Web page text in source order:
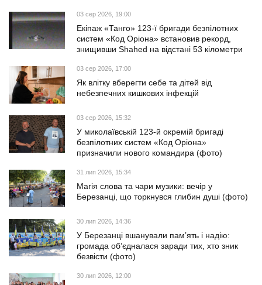
03 сер 2026, 19:00
Екіпаж «Танго» 123-ї бригади безпілотних
систем «Код Оріона» встановив рекорд,
знищивши Shahed на відстані 53 кілометри
03 сер 2026, 17:00
Як влітку вберегти себе та дітей від
небезпечних кишкових інфекцій
03 сер 2026, 15:32
У миколаївській 123-й окремій бригаді
безпілотних систем «Код Оріона»
призначили нового командира (фото)
31 лип 2026, 15:34
Магія слова та чари музики: вечір у
Березанці, що торкнувся глибин душі (фото)
30 лип 2026, 14:36
У Березанці вшанували пам’ять і надію:
громада об’єдналася заради тих, хто зник
безвісти (фото)
30 лип 2026, 12:00